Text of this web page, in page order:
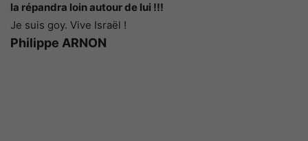
la répandra loin autour de lui !!!
Je suis goy. Vive Israël !
Philippe ARNON